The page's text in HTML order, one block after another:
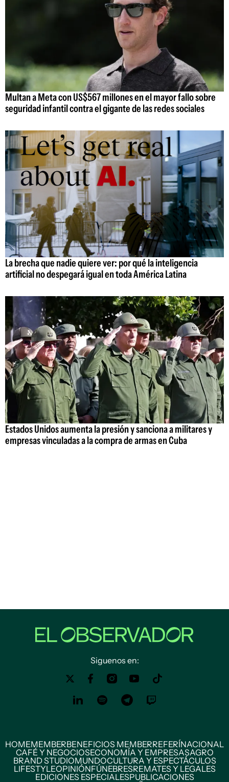
Multan a Meta con US$567 millones en el mayor fallo sobre
seguridad infantil contra el gigante de las redes sociales
La brecha que nadie quiere ver: por qué la inteligencia
artificial no despegará igual en toda América Latina
Estados Unidos aumenta la presión y sanciona a militares y
empresas vinculadas a la compra de armas en Cuba
Siguenos en:
HOMEMEMBERBENEFICIOS MEMBERREFERÍNACIONAL
CAFÉ Y NEGOCIOSECONOMÍA Y EMPRESASAGRO
BRAND STUDIOMUNDOCULTURA Y ESPECTÁCULOS
LIFESTYLEOPINIÓNFÚNEBRESREMATES Y LEGALES
EDICIONES ESPECIALESPUBLICACIONES